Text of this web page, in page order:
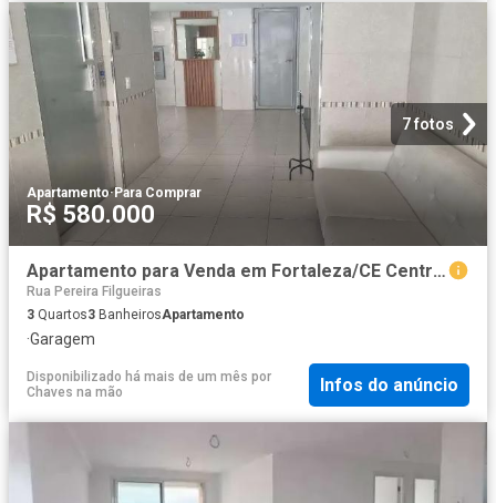
7 fotos
Apartamento·Para Comprar
R$ 580.000
Apartamento para Venda em Fortaleza/CE Centro 3 Quartos
Rua Pereira Filgueiras
3 Quartos3 BanheirosApartamento
·Garagem
Disponibilizado há mais de um mês por
Chaves na mão
Infos do anúncio